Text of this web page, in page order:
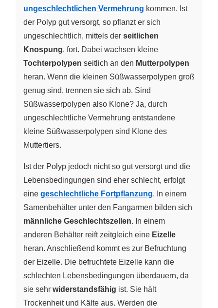
ungeschlechtlichen Vermehrung kommen. Ist
der Polyp gut versorgt, so pflanzt er sich
ungeschlechtlich, mittels der seitlichen
Knospung, fort. Dabei wachsen kleine
Tochterpolypen seitlich an den Mutterpolypen
heran. Wenn die kleinen Süßwasserpolypen groß
genug sind, trennen sie sich ab. Sind
Süßwasserpolypen also Klone? Ja, durch
ungeschlechtliche Vermehrung entstandene
kleine Süßwasserpolypen sind Klone des
Muttertiers.
Ist der Polyp jedoch nicht so gut versorgt und die
Lebensbedingungen sind eher schlecht, erfolgt
eine geschlechtliche Fortpflanzung. In einem
Samenbehälter unter den Fangarmen bilden sich
männliche Geschlechtszellen. In einem
anderen Behälter reift zeitgleich eine Eizelle
heran. Anschließend kommt es zur Befruchtung
der Eizelle. Die befruchtete Eizelle kann die
schlechten Lebensbedingungen überdauern, da
sie sehr widerstandsfähig ist. Sie hält
Trockenheit und Kälte aus. Werden die